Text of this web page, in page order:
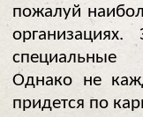
пожалуй
Однако не
придется по